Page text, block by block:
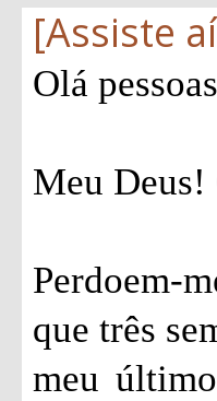
[Assiste
Olá
Meu Deus!
Perdoem-
que três
meu